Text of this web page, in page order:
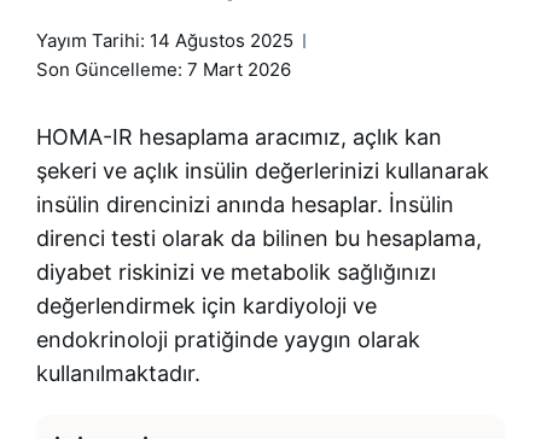
Yayım Tarihi: 14 Ağustos 2025
Son Güncelleme: 7 Mart 2026
HOMA-IR hesaplama aracımız, açlık kan
şekeri ve açlık insülin değerlerinizi kullanarak
insülin direncinizi anında hesaplar. İnsülin
direnci testi olarak da bilinen bu hesaplama,
diyabet riskinizi ve metabolik sağlığınızı
değerlendirmek için kardiyoloji ve
endokrinoloji pratiğinde yaygın olarak
kullanılmaktadır.